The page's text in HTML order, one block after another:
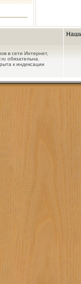
в сети Интернет,
обязательна.
к индексации